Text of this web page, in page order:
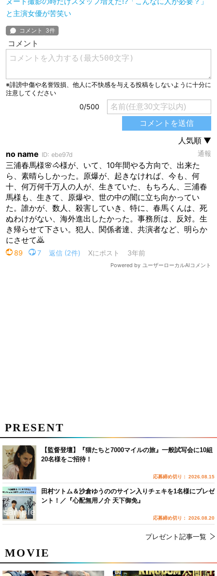
と主演女優が苦笑い
MOVIE
PRESENT
【監督登壇】『猫たちと7000マイルの旅』一般試写会に10組
20名様をご招待！
応募締め切り： 2026.08.15
田村ツトム＆沙倉ゆうののサイン入りチェキを1名様にプレゼ
ント！／『心配無用ノ介 天下御免』
応募締め切り： 2026.08.20
プレゼント記事一覧